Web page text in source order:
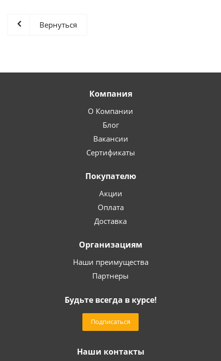
Вернуться
Компания
О Компании
Блог
Вакансии
Сертификаты
Покупателю
Акции
Оплата
Доставка
Организациям
Наши преимущества
Партнеры
Будьте всегда в курсе!
Подписаться
Наши контакты